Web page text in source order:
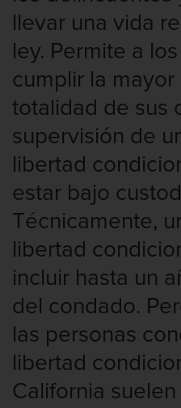
Contacto
llevar una vida
ley. Permite a
cumplir la mayor
totalidad de sus
supervisión de
libertad
estar bajo
Técnicamente,
libertad
incluir hasta un
del condado.
las personas
libertad
California